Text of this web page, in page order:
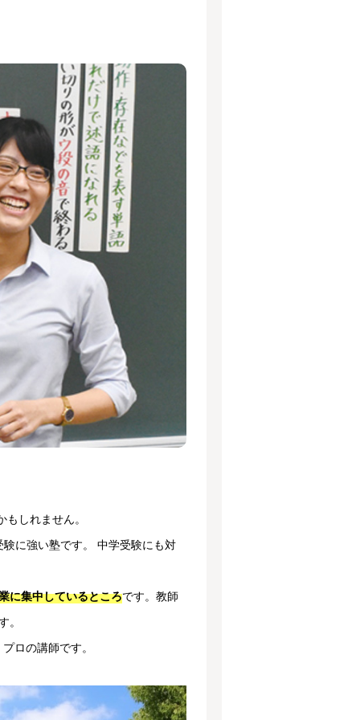
しれません。
に強い塾です。 中学受験にも対
に集中しているところです。教師
ロの講師です。